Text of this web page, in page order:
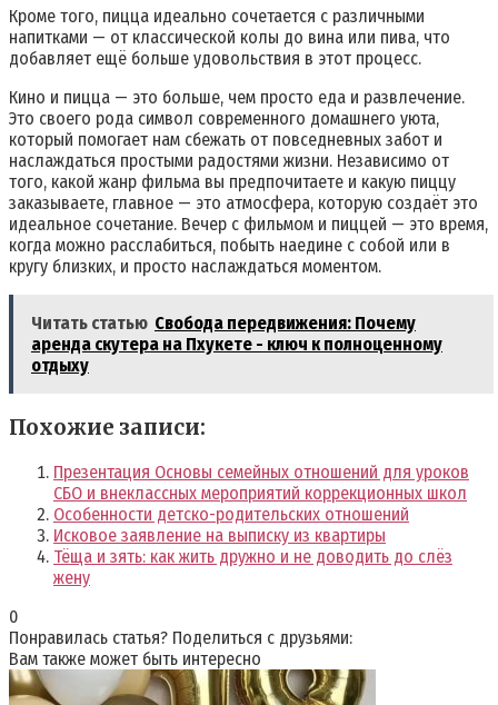
Кроме того, пицца идеально сочетается с различными
напитками — от классической колы до вина или пива, что
добавляет ещё больше удовольствия в этот процесс.
Кино и пицца — это больше, чем просто еда и развлечение.
Это своего рода символ современного домашнего уюта,
который помогает нам сбежать от повседневных забот и
наслаждаться простыми радостями жизни. Независимо от
того, какой жанр фильма вы предпочитаете и какую пиццу
заказываете, главное — это атмосфера, которую создаёт это
идеальное сочетание. Вечер с фильмом и пиццей — это время,
когда можно расслабиться, побыть наедине с собой или в
кругу близких, и просто наслаждаться моментом.
Читать статью Свобода передвижения: Почему
аренда скутера на Пхукете - ключ к полноценному
отдыху
Похожие записи:
Презентация Основы семейных отношений для уроков
СБО и внеклассных мероприятий коррекционных школ
Особенности детско-родительских отношений
Исковое заявление на выписку из квартиры
Тёща и зять: как жить дружно и не доводить до слёз
жену
0
Понравилась статья? Поделиться с друзьями:
Вам также может быть интересно